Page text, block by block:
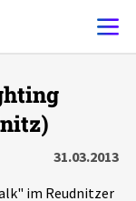
31.03.2013
im Reudnitzer